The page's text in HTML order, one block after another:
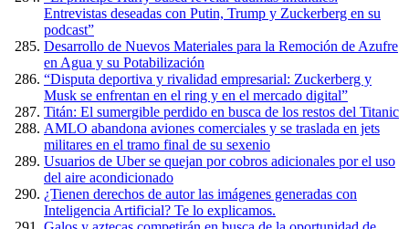
Entrevistas deseadas con Putin, Trump y Zuckerberg en su
podcast”
Desarrollo de Nuevos Materiales para la Remoción de Azufre
en Agua y su Potabilización
“Disputa deportiva y rivalidad empresarial: Zuckerberg y
Musk se enfrentan en el ring y en el mercado digital”
Titán: El sumergible perdido en busca de los restos del Titanic
AMLO abandona aviones comerciales y se traslada en jets
militares en el tramo final de su sexenio
Usuarios de Uber se quejan por cobros adicionales por el uso
del aire acondicionado
¿Tienen derechos de autor las imágenes generadas con
Inteligencia Artificial? Te lo explicamos.